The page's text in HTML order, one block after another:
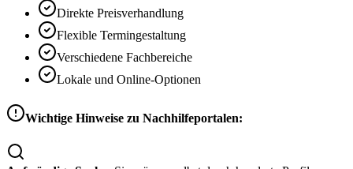
Direkte Preisverhandlung
Flexible Termingestaltung
Verschiedene Fachbereiche
Lokale und Online-Optionen
Wichtige Hinweise zu Nachhilfeportalen: